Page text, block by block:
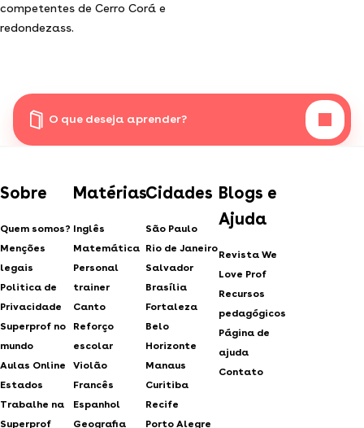
competentes de Cerro Corá e
redondezass.
O que deseja aprender?
Sobre
Quem somos?
Menções
legais
Politica de
Privacidade
Superprof no
mundo
Aulas Online
Estados
Trabalhe na
Superprof
Matérias
Inglês
Matemática
Personal
trainer
Canto
Reforço
escolar
Violão
Francês
Espanhol
Geografia
Cidades
São Paulo
Rio de Janeiro
Salvador
Brasília
Fortaleza
Belo
Horizonte
Manaus
Curitiba
Recife
Porto Alegre
Blogs e
Ajuda
Revista We
Love Prof
Recursos
pedagógicos
Página de
ajuda
Contato